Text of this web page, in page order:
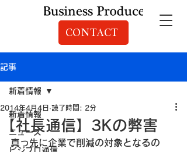
CONTACT
記事
新着情報
ニュース
ビジプロ通信
新着情報
【社長通信】3Kの弊害
2014年4月4日 読了時間: 2分
真っ先に企業で削減の対象となるの